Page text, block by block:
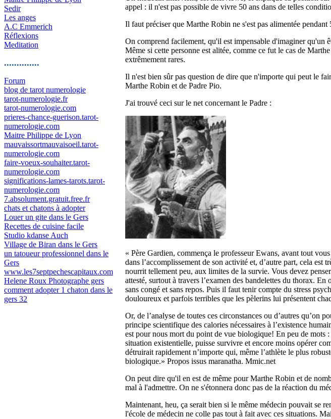
Sedir
Les anges
A.C Emmerich
Réflexions
Meditation
..............
Forum
blog de tarot numerologie
tarot-numerologie.fr
tarot-numerologie.com
prieres-chance-guerison.tarot-
numerologie.com
Maitre Philippe de Lyon
mauvaissortmauvaisoeil.tarot-
numerologie.com
faire-voeux-souhaiter.tarot-
numerologie.com
significations-lames-tarots.tarot-
numerologie.com
7.absolument.gratuit.free.fr
chats et chatons à adopter
Louer un gite dans le Gers
Recettes de cuisine facile
Studio kdanse Auch
Village de Biran dans le Gers
un tatoueur professionnel dans le
Gers
www.les7septpechescapitaux.com
Helene Roux Photographe gers
comment adopter 1 chaton dans le
gers 32
appel : il n'est pas possible de vivre 50 ans dans de telles
Il faut préciser que Marthe Robin ne s'est pas alimentée
On comprend facilement, qu'il est impensable d'imaginer qu'un
Même si cette personne est alitée, comme ce fut le cas de
extrêmement rares.
Il n'est bien sûr pas question de dire que n'importe qui peut le
Marthe Robin et de Padre Pio.
J'ai trouvé ceci sur le net concernant le Padre :
« Père Gardien, commença le professeur Ewans, avant tout
dans l’accomplissement de son activité et, d’autre part, cela
nourrit tellement peu, aux limites de la survie. Vous devez
attesté, surtout à travers l’examen des bandelettes du thorax.
sans congé et sans repos. Puis il faut tenir compte du stress
douloureux et parfois terribles que les pèlerins lui présentent
Or, de l’analyse de toutes ces circonstances ou d’autres qu’on
principe scientifique des calories nécessaires à l’existence
est pour nous mort du point de vue biologique! En peu de mots
situation existentielle, puisse survivre et encore moins opérer
détruirait rapidement n’importe qui, même l’athlète le plus
biologique.» Propos issus maranatha. Mmic.net
On peut dire qu'il en est de même pour Marthe Robin et de
mal à l'admettre. On ne s'étonnera donc pas de la réaction du
Maintenant, heu, ça serait bien si le même médecin pouvait se
l'école de médecin ne colle pas tout à fait avec ces situations.